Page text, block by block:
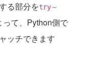
る部分をtry～
て、Python側で
ッチできます